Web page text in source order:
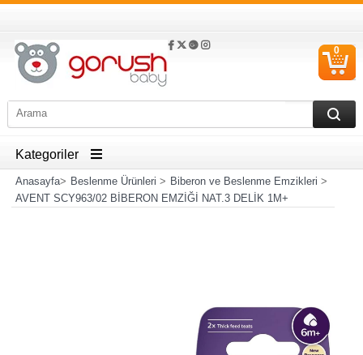
0
Kategoriler
Anasayfa> Beslenme Ürünleri > Biberon ve Beslenme Emzikleri >
AVENT SCY963/02 BİBERON EMZİĞİ NAT.3 DELİK 1M+